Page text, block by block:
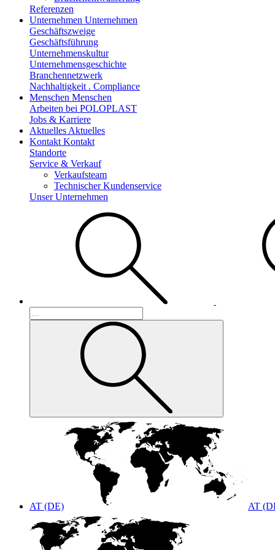
Referenzen
Unternehmen Unternehmen
Geschäftszweige
Geschäftsführung
Unternehmenskultur
Unternehmensgeschichte
Branchennetzwerk
Nachhaltigkeit . Compliance
Menschen Menschen
Arbeiten bei POLOPLAST
Jobs & Karriere
Aktuelles Aktuelles
Kontakt Kontakt
Standorte
Service & Verkauf
Verkaufsteam
Technischer Kundenservice
Unser Unternehmen
AT (DE) AT